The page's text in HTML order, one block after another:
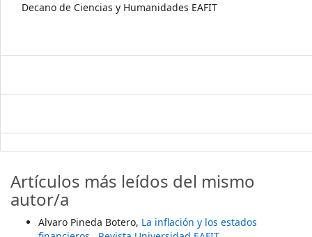
Decano de Ciencias y Humanidades EAFIT
Artículos más leídos del mismo
autor/a
Alvaro Pineda Botero, La inflación y los estados